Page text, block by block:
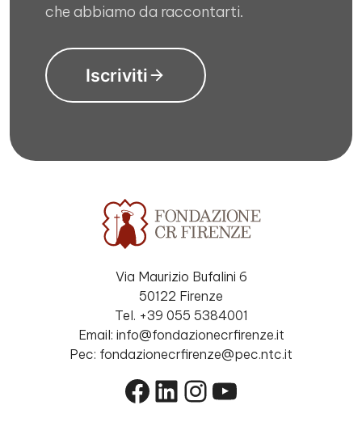
che abbiamo da raccontarti.
Iscriviti
Via Maurizio Bufalini 6
50122 Firenze
Tel. +39 055 5384001
Email: info@fondazionecrfirenze.it
Pec: fondazionecrfirenze@pec.ntc.it
Facebook
LinkedIn
Instagram
YouTube